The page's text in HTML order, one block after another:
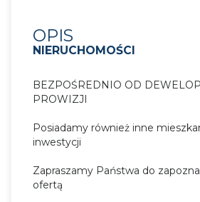
OPIS
NIERUCHOMOŚCI
BEZPOŚREDNIO OD
PROWIZJI
Posiadamy również inne
inwestycji
Zapraszamy Państwa do
ofertą